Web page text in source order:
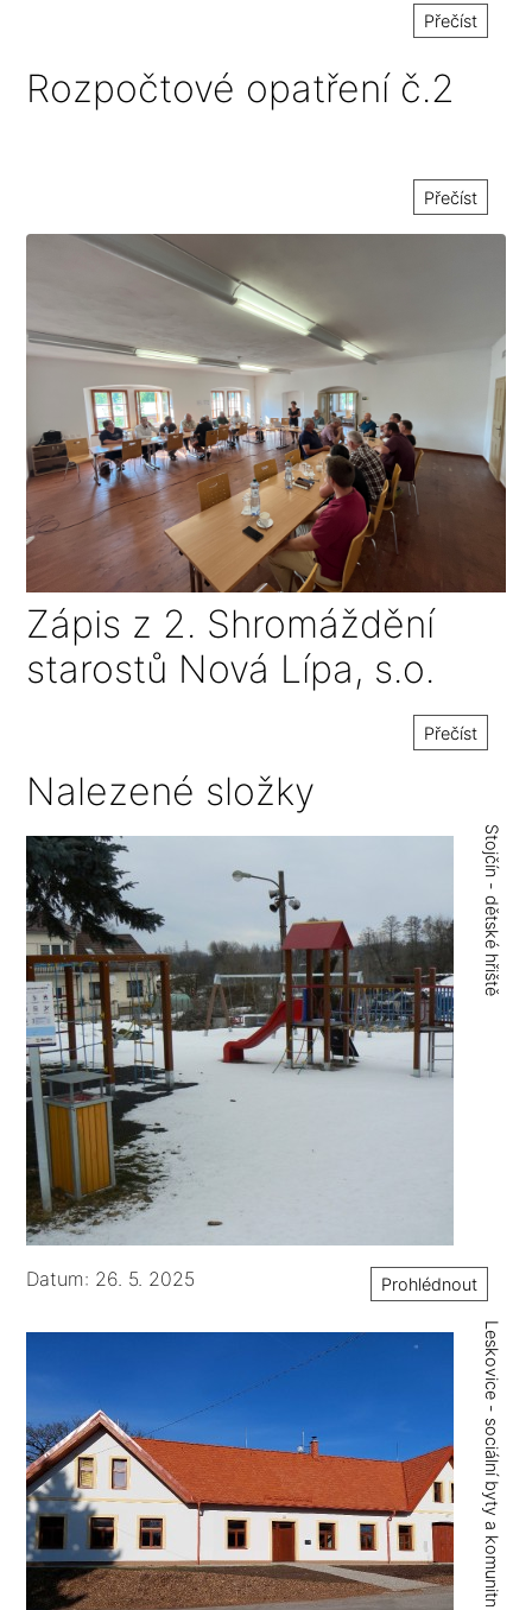
Přečíst
Rozpočtové opatření č.2
Přečíst
Zápis z 2. Shromáždění
starostů Nová Lípa, s.o.
Přečíst
Nalezené složky
Stojčín - dětské hřiště
Datum: 26. 5. 2025 Prohlédnout
Leskovice - sociální byty a komunitní centrum